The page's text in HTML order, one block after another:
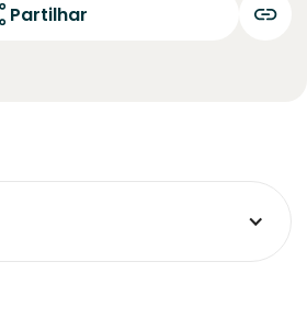
Partilhar